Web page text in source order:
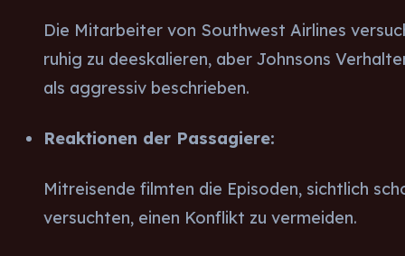
Die Mitarbeiter von Southwest Airlines
ruhig zu deeskalieren, aber Johnsons
als aggressiv beschrieben.
Reaktionen der Passagiere:
Mitreisende filmten die Episoden, sichtlich
versuchten, einen Konflikt zu vermeiden.